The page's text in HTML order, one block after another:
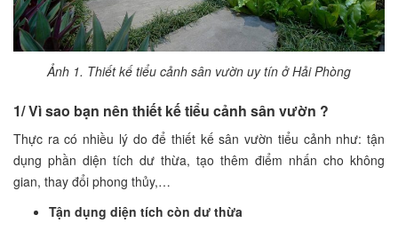
Ảnh 1. Thiết kế tiểu cảnh sân vườn uy tín ở Hải Phòng
1/ Vì sao bạn nên thiết kế tiểu cảnh sân vườn ?
Thực ra có nhiều lý do để thiết kế sân vườn tiểu cảnh như: tận
dụng phần diện tích dư thừa, tạo thêm điểm nhấn cho không
gian, thay đổi phong thủy,…
Tận dụng diện tích còn dư thừa